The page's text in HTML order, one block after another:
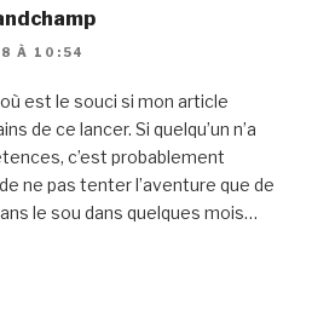
À 10:54
est le souci si mon article
de ce lancer. Si quelqu’un n’a
c’est probablement
ne pas tenter l’aventure que de
le sou dans quelques mois…